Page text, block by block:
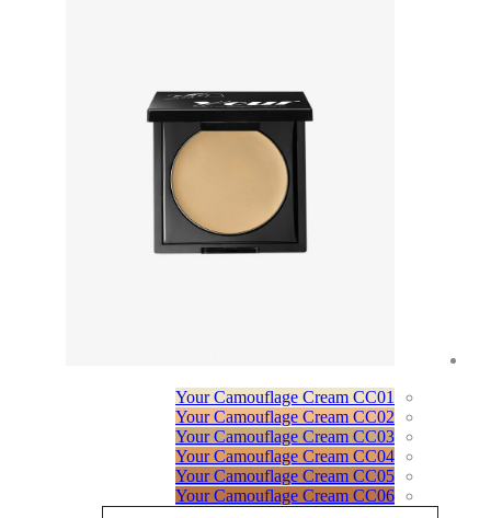
Your Camouflage Cream CC01
Your Camouflage Cream CC02
Your Camouflage Cream CC03
Your Camouflage Cream CC04
Your Camouflage Cream CC05
Your Camouflage Cream CC06